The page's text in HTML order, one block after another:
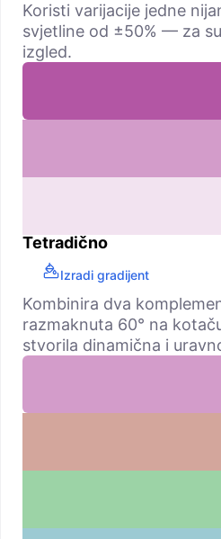
Koristi varijacije jedne
svjetline od ±50% — za
izgled.
Tetradično
Izradi gradijent
Kombinira dva
razmaknuta 60° na
stvorila dinamična i